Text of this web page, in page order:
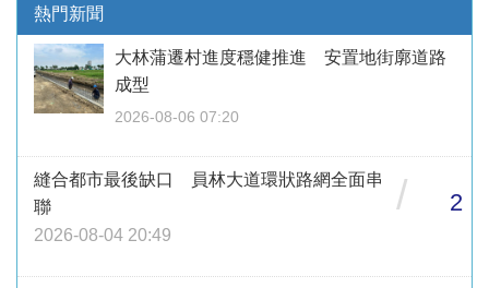
熱門新聞
大林蒲遷村進度穩健推進 安置地街廓道路
成型
2026-08-06 07:20
縫合都市最後缺口 員林大道環狀路網全面串
聯
2026-08-04 20:49
/ 2